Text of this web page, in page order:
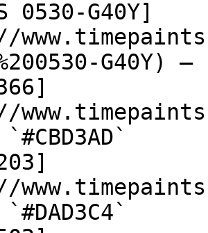
0530-G40Y]
G40Y)